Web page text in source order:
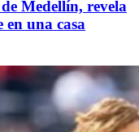
Medellín, revela
una casa